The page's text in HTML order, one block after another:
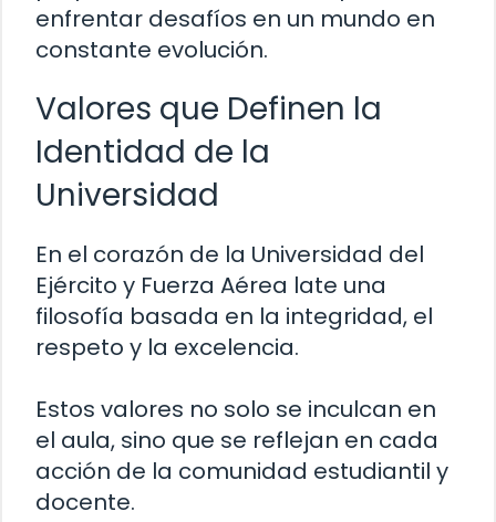
enfrentar desafíos en un mundo en
constante evolución.
Valores que Definen la
Identidad de la
Universidad
En el corazón de la Universidad del
Ejército y Fuerza Aérea late una
filosofía basada en la integridad, el
respeto y la excelencia.
Estos valores no solo se inculcan en
el aula, sino que se reflejan en cada
acción de la comunidad estudiantil y
docente.